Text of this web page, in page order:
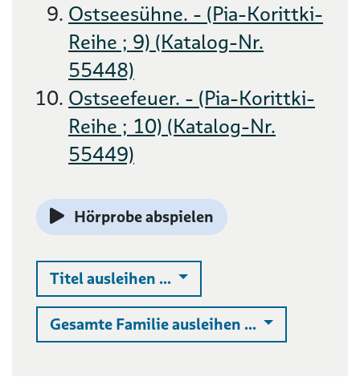
Ostseesühne. - (Pia-Korittki-
Reihe ; 9) (Katalog-Nr.
55448)
Ostseefeuer. - (Pia-Korittki-
Reihe ; 10) (Katalog-Nr.
55449)
Hörprobe abspielen
Titel ausleihen ... Auswahlliste ausklappen
Gesamte Familie ausleihen ... Auswahlliste